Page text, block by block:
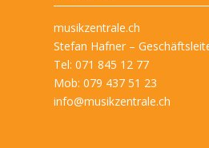
musikzentrale.ch
Stefan Hafner –
Tel: 071 845 12 77
Mob: 079 437 51 23
info@musikzentrale.ch